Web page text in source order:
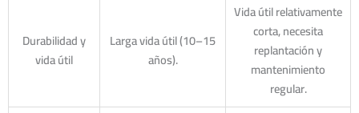
Durabilidad y
vida útil
Larga vida útil (10–15
años).
Vida útil relativamente
corta, necesita
replantación y
mantenimiento
regular.